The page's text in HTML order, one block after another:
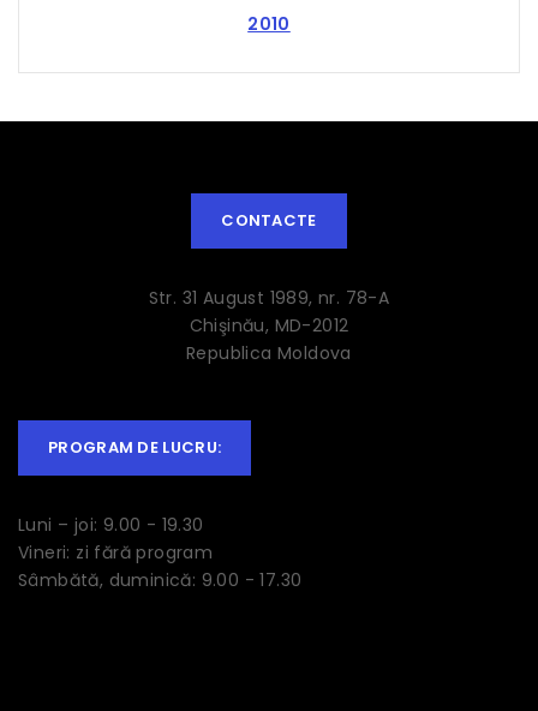
2010
CONTACTE
Str. 31 August 1989, nr. 78-A
Chişinău, MD-2012
Republica Moldova
PROGRAM DE LUCRU:
Luni – joi: 9.00 - 19.30
Vineri: zi fără program
Sâmbătă, duminică: 9.00 - 17.30